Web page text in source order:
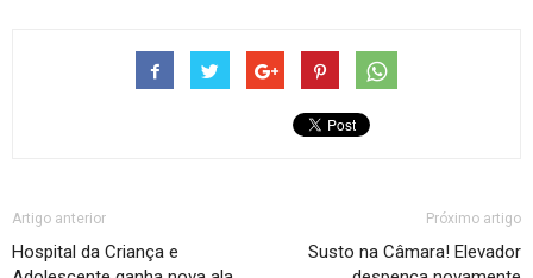
Artigo anterior
Hospital da Criança e
Próximo artigo
Susto na Câmara! Elevador